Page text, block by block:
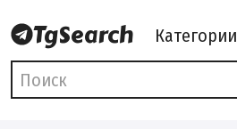
Категории